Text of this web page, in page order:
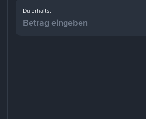
Du erhältst